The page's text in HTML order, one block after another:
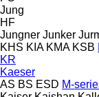
Jung
HF
Jungner Junker
KHS KIA KMA KSB
KR
Kaeser
AS BS ESD M-